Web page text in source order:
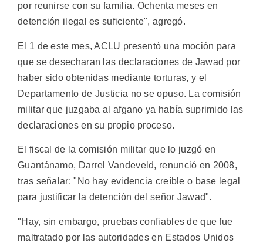
por reunirse con su familia. Ochenta meses en
detención ilegal es suficiente", agregó.
El 1 de este mes, ACLU presentó una moción para
que se desecharan las declaraciones de Jawad por
haber sido obtenidas mediante torturas, y el
Departamento de Justicia no se opuso. La comisión
militar que juzgaba al afgano ya había suprimido las
declaraciones en su propio proceso.
El fiscal de la comisión militar que lo juzgó en
Guantánamo, Darrel Vandeveld, renunció en 2008,
tras señalar: "No hay evidencia creíble o base legal
para justificar la detención del señor Jawad".
"Hay, sin embargo, pruebas confiables de que fue
maltratado por las autoridades en Estados Unidos